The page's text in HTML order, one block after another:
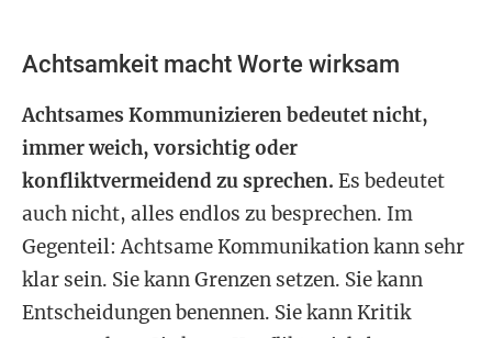
Achtsamkeit macht Worte wirksam
Achtsames Kommunizieren bedeutet nicht,
immer weich, vorsichtig oder
konfliktvermeidend zu sprechen. Es bedeutet
auch nicht, alles endlos zu besprechen. Im
Gegenteil: Achtsame Kommunikation kann sehr
klar sein. Sie kann Grenzen setzen. Sie kann
Entscheidungen benennen. Sie kann Kritik